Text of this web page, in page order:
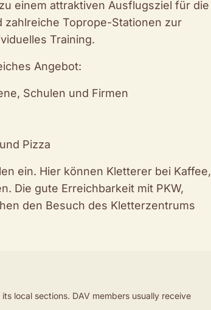
einem attraktiven Ausflugsziel für die
zahlreiche Toprope-Stationen zur
Training.
Angebot:
Schulen und Firmen
Pizza
ein. Hier können Kletterer bei Kaffee,
Die gute Erreichbarkeit mit PKW,
den Besuch des Kletterzentrums
local sections. DAV members usually receive